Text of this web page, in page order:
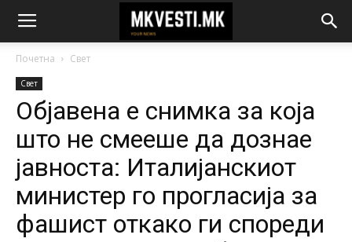
Почетна Свет
Свет
Објавена е снимка за која
што не смееше да дознае
јавноста: Италијанскиот
министер го прогласија за
фашист откако ги спореди